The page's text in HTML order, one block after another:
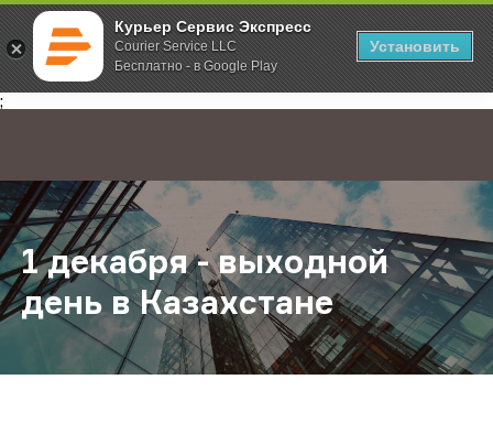
Курьер Сервис Экспресс
Courier Service LLC
Бесплатно - в Google Play
Установить
;
Главная О компании Новости 1 декабря - выходной день в
1 декабря - выходной
день в Казахстане